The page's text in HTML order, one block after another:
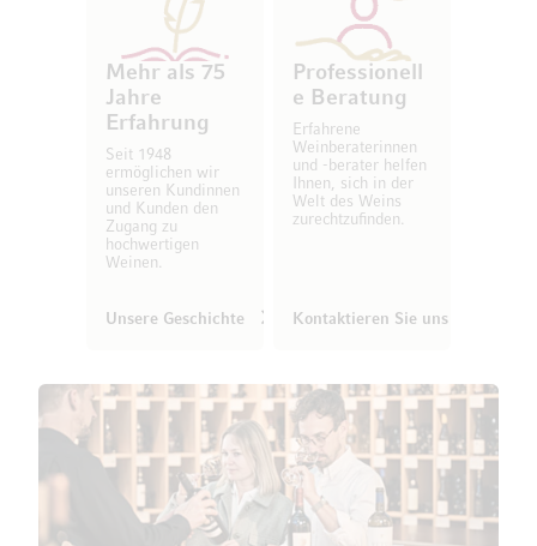
Mehr als 75
Jahre
Erfahrung
Seit 1948
ermöglichen wir
unseren Kundinnen
und Kunden den
Zugang zu
hochwertigen
Weinen.
Unsere Geschichte
Professionell
e Beratung
Erfahrene
Weinberaterinnen
und -berater helfen
Ihnen, sich in der
Welt des Weins
zurechtzufinden.
Kontaktieren Sie uns